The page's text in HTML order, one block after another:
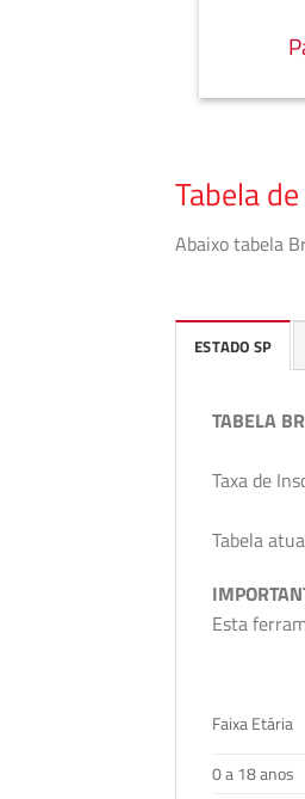
Tabela
Abaixo tabela
ESTADO SP
TABELA
Taxa de
Tabela
Esta
Faixa Etária
0 a 18 anos